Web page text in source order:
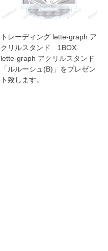
トレーディング lette-graph ア
クリルスタンド 1BOX
lette-graph アクリルスタンド
「ルルーシュ(B)」をプレゼン
ト致します。